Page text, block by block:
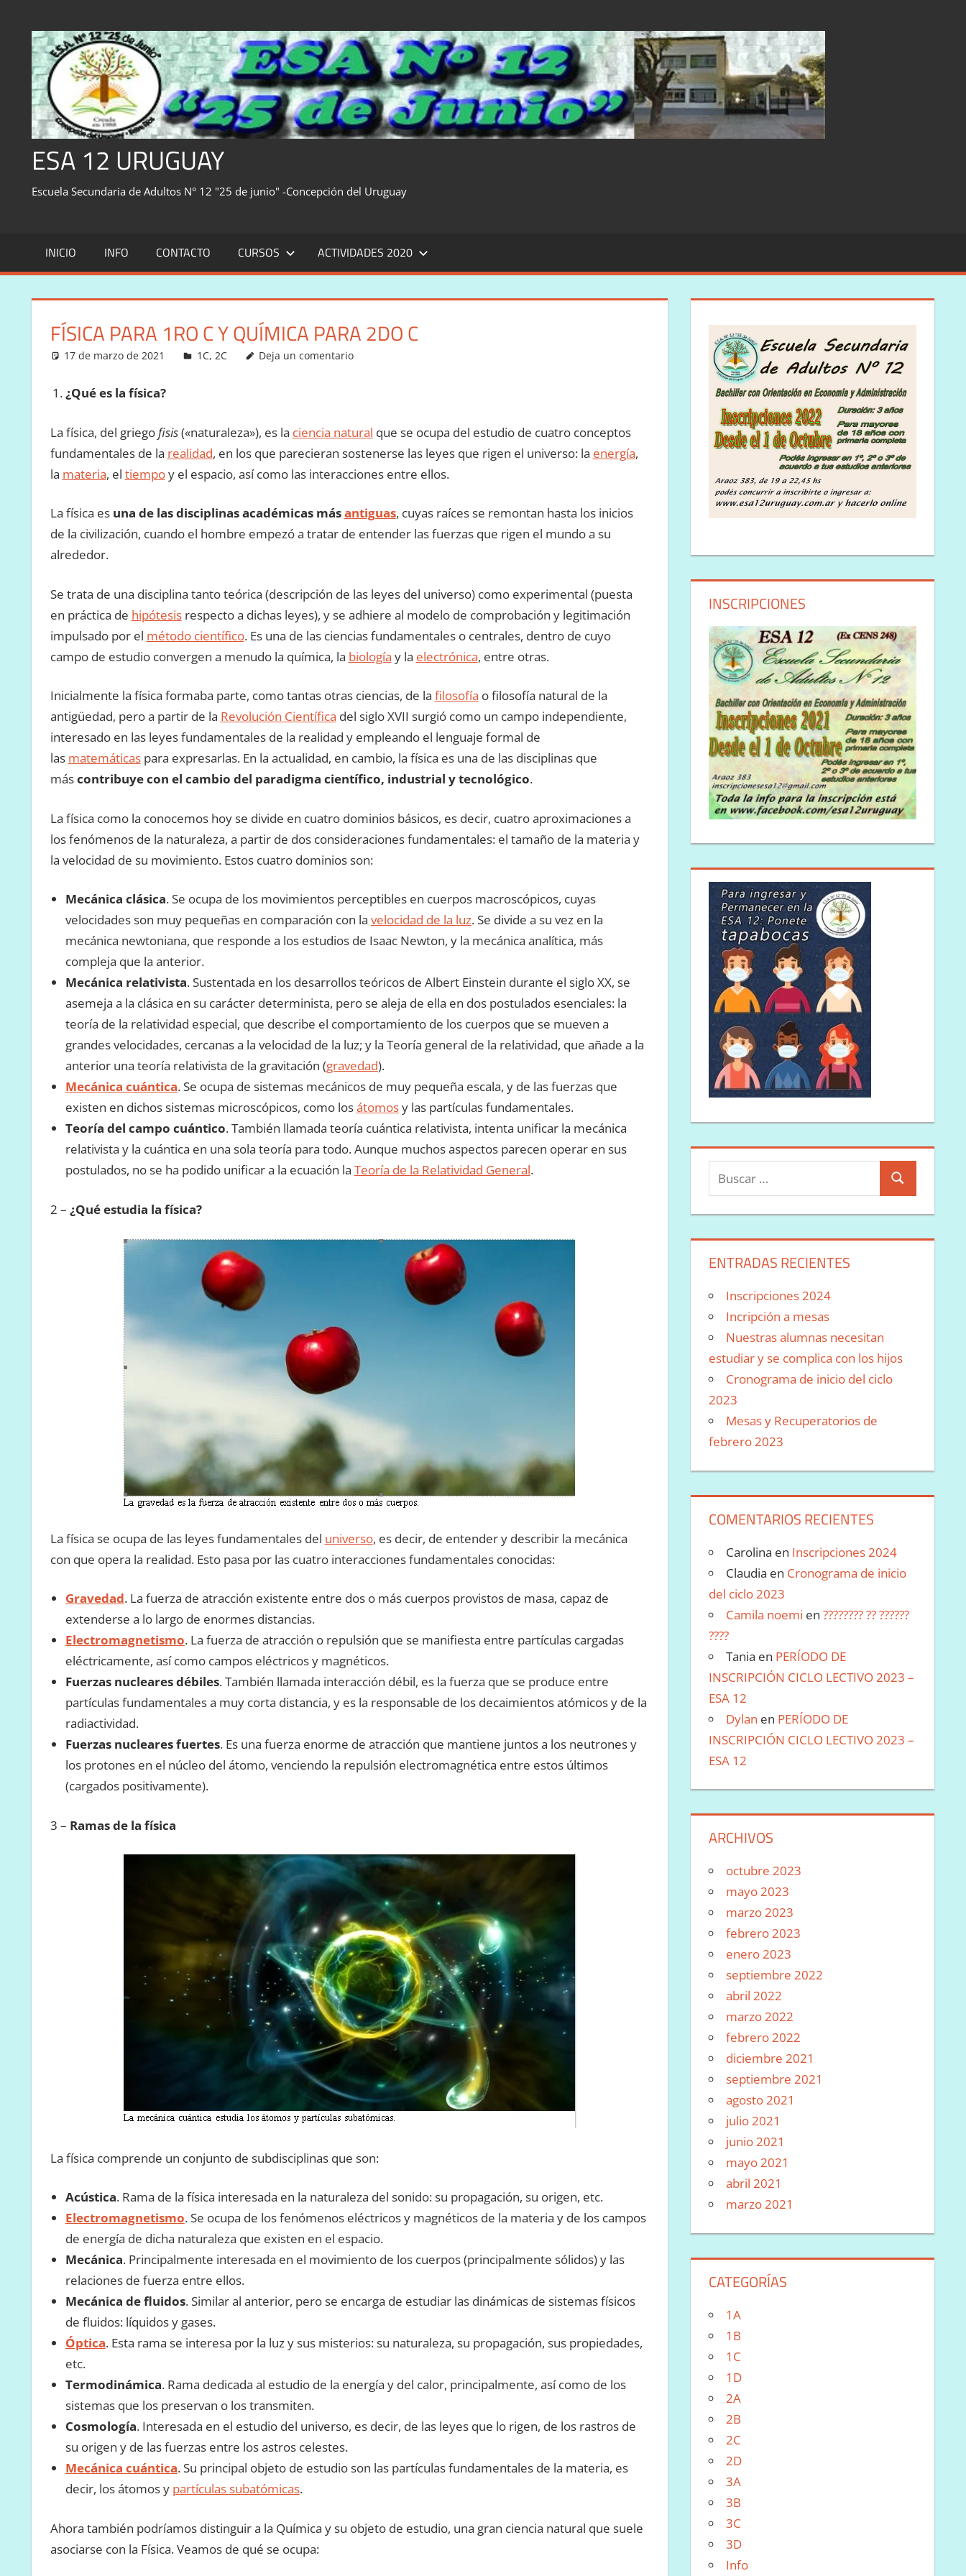
contenido
ESA 12 URUGUAY
Escuela Secundaria de Adultos N° 12 "25 de junio" -Concepción del Uruguay
INICIO INFO CONTACTO CURSOS ACTIVIDADES 2020
FÍSICA PARA 1RO C Y QUÍMICA PARA 2DO C
17 de marzo de 2021 Victor
1C, 2C Deja un comentario
¿Qué es la física?
La física, del griegofisis(«naturaleza»), es la ciencia natural que se ocupa del estudio de cuatro conceptos
fundamentales de la realidad, en los que parecieran sostenerse las leyes que rigen el universo: la energía,
la materia, el tiempoy el espacio, así como las interacciones entre ellos.
La física es una de las disciplinas académicas másantiguas, cuyas raíces se remontan hasta los inicios
de la civilización, cuando el hombre empezó a tratar de entender las fuerzas que rigen el mundo a su
alrededor.
Se trata de una disciplina tanto teórica (descripción de las leyes del universo) como experimental (puesta
en práctica de hipótesisrespecto a dichas leyes), y se adhiere al modelo de comprobación y legitimación
impulsado por el método científico. Es una de las ciencias fundamentales o centrales, dentro de cuyo
campo de estudio convergen a menudo la química, la biología y la electrónica, entre otras.
Inicialmente la física formaba parte, como tantas otras ciencias, de la filosofía o filosofía natural de la
antigüedad, pero a partir de la Revolución Científica del siglo XVII surgió como un campo independiente,
interesado en las leyes fundamentales de la realidad y empleando el lenguaje formal de
las matemáticaspara expresarlas. En la actualidad, en cambio, la física es una de las disciplinas que
máscontribuye con el cambio del paradigma científico, industrial y tecnológico.
La física como la conocemos hoy se divide en cuatro dominios básicos, es decir, cuatro aproximaciones a
los fenómenos de la naturaleza, a partir de dos consideraciones fundamentales: el tamaño de la materia y
la velocidad de su movimiento. Estos cuatro dominios son:
Mecánica clásica. Se ocupa de los movimientos perceptibles en cuerpos macroscópicos, cuyas
velocidades son muy pequeñas en comparación con la velocidad de la luz. Se divide a su vez en la
mecánica newtoniana, que responde a los estudios de Isaac Newton, y la mecánica analítica, más
compleja que la anterior.
Mecánica relativista. Sustentada en los desarrollos teóricos de Albert Einstein durante el siglo XX, se
asemeja a la clásica en su carácter determinista, pero se aleja de ella en dos postulados esenciales: la
teoría de la relatividad especial, que describe el comportamiento de los cuerpos que se mueven a
grandes velocidades, cercanas a la velocidad de la luz; y la Teoría general de la relatividad, que añade a la
anterior una teoría relativista de la gravitación (gravedad).
Mecánica cuántica. Se ocupa de sistemas mecánicos de muy pequeña escala, y de las fuerzas que
existen en dichos sistemas microscópicos, como losátomosy las partículas fundamentales.
Teoría del campo cuántico. También llamada teoría cuántica relativista, intenta unificar la mecánica
relativista y la cuántica en una sola teoría para todo. Aunque muchos aspectos parecen operar en sus
postulados, no se ha podido unificar a la ecuación la Teoría de la Relatividad General.
2 – ¿Qué estudia la física?
La física se ocupa de las leyes fundamentales del universo, es decir, de entender y describir la mecánica
con que opera la realidad. Esto pasa por las cuatro interacciones fundamentales conocidas:
Gravedad. La fuerza de atracción existente entre dos o más cuerpos provistos de masa, capaz de
extenderse a lo largo de enormes distancias.
Electromagnetismo. La fuerza de atracción o repulsión que se manifiesta entre partículas cargadas
eléctricamente, así como campos eléctricos y magnéticos.
Fuerzas nucleares débiles. También llamada interacción débil, es la fuerza que se produce entre
partículas fundamentales a muy corta distancia, y es la responsable de los decaimientos atómicos y de la
radiactividad.
Fuerzas nucleares fuertes. Es una fuerza enorme de atracción que mantiene juntos a los neutrones y
los protones en el núcleo del átomo, venciendo la repulsión electromagnética entre estos últimos
(cargados positivamente).
3 – Ramas de la física
La física comprende un conjunto de subdisciplinas que son:
Acústica. Rama de la física interesada en la naturaleza del sonido: su propagación, su origen, etc.
Electromagnetismo. Se ocupa de los fenómenos eléctricos y magnéticos de la materia y de los campos
de energía de dicha naturaleza que existen en el espacio.
Mecánica. Principalmente interesada en el movimiento de los cuerpos (principalmente sólidos) y las
relaciones de fuerza entre ellos.
Mecánica de fluidos. Similar al anterior, pero se encarga de estudiar las dinámicas de sistemas físicos
de fluidos: líquidos y gases.
Óptica. Esta rama se interesa por la luz y sus misterios: su naturaleza, su propagación, sus propiedades,
etc.
Termodinámica. Rama dedicada al estudio de la energía y del calor, principalmente, así como de los
sistemas que los preservan o los transmiten.
Cosmología. Interesada en el estudio del universo, es decir, de las leyes que lo rigen, de los rastros de
su origen y de las fuerzas entre los astros celestes.
Mecánica cuántica. Su principal objeto de estudio son las partículas fundamentales de la materia, es
decir, los átomos y partículas subatómicas.
Ahora también podríamos distinguir a la Química y su objeto de estudio, una gran ciencia natural que suele
asociarse con la Física. Veamos de qué se ocupa:
INSCRIPCIONES
Buscar:
Buscar
ENTRADAS RECIENTES
Inscripciones 2024
Incripción a mesas
Nuestras alumnas necesitan
estudiar y se complica con los hijos
Cronograma de inicio del ciclo
2023
Mesas y Recuperatorios de
febrero 2023
COMENTARIOS RECIENTES
Carolina en Inscripciones 2024
Claudia en Cronograma de inicio
del ciclo 2023
Camila noemi en???????? ?? ??????
????
Tania en PERÍODO DE
INSCRIPCIÓN CICLO LECTIVO 2023 –
ESA 12
Dylan en PERÍODO DE
INSCRIPCIÓN CICLO LECTIVO 2023 –
ESA 12
ARCHIVOS
octubre 2023
mayo 2023
marzo 2023
febrero 2023
enero 2023
septiembre 2022
abril 2022
marzo 2022
febrero 2022
diciembre 2021
septiembre 2021
agosto 2021
julio 2021
junio 2021
mayo 2021
abril 2021
marzo 2021
CATEGORÍAS
1A
1B
1C
1D
2A
2B
2C
2D
3A
3B
3C
3D
Info